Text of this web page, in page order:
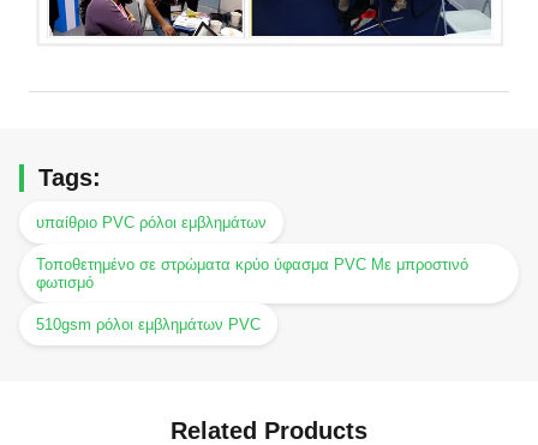
Tags:
υπαίθριο PVC ρόλοι εμβλημάτων
Τοποθετημένο σε στρώματα κρύο ύφασμα PVC Με μπροστινό
φωτισμό
510gsm ρόλοι εμβλημάτων PVC
Related Products